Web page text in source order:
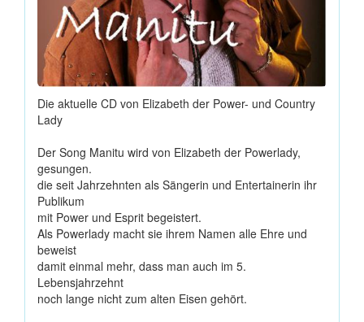
Die aktuelle CD von Elizabeth der Power- und Country
Lady
Der Song Manitu wird von Elizabeth der Powerlady,
gesungen.
die seit Jahrzehnten als Sängerin und Entertainerin ihr
Publikum
mit Power und Esprit begeistert.
Als Powerlady macht sie ihrem Namen alle Ehre und
beweist
damit einmal mehr, dass man auch im 5.
Lebensjahrzehnt
noch lange nicht zum alten Eisen gehört.